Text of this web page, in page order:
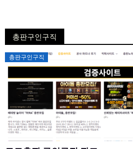
총판구인구직
총판구인구직
Posted
on